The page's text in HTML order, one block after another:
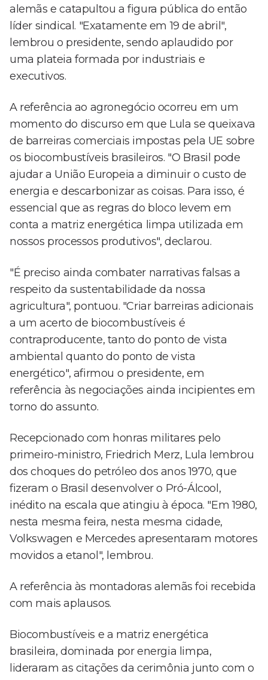
alemãs e catapultou a figura pública do então
líder sindical. "Exatamente em 19 de abril",
lembrou o presidente, sendo aplaudido por
uma plateia formada por industriais e
executivos.
A referência ao agronegócio ocorreu em um
momento do discurso em que Lula se queixava
de barreiras comerciais impostas pela UE sobre
os biocombustíveis brasileiros. "O Brasil pode
ajudar a União Europeia a diminuir o custo de
energia e descarbonizar as coisas. Para isso, é
essencial que as regras do bloco levem em
conta a matriz energética limpa utilizada em
nossos processos produtivos", declarou.
"É preciso ainda combater narrativas falsas a
respeito da sustentabilidade da nossa
agricultura", pontuou. "Criar barreiras adicionais
a um acerto de biocombustíveis é
contraproducente, tanto do ponto de vista
ambiental quanto do ponto de vista
energético", afirmou o presidente, em
referência às negociações ainda incipientes em
torno do assunto.
Recepcionado com honras militares pelo
primeiro-ministro, Friedrich Merz, Lula lembrou
dos choques do petróleo dos anos 1970, que
fizeram o Brasil desenvolver o Pró-Álcool,
inédito na escala que atingiu à época. "Em 1980,
nesta mesma feira, nesta mesma cidade,
Volkswagen e Mercedes apresentaram motores
movidos a etanol", lembrou.
A referência às montadoras alemãs foi recebida
com mais aplausos.
Biocombustíveis e a matriz energética
brasileira, dominada por energia limpa,
lideraram as citações da cerimônia junto com o